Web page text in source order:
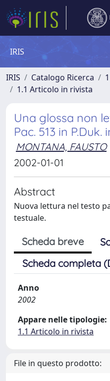
IRIS
IRIS Catalogo Ricerca
1.1 Articolo in rivista
Una glossa non
Pac. 513 in P.Duk.
MONTANA, FAUSTO
2002-01-01
Abstract
Nuova lettura nel testo
testuale.
Scheda breve
Scheda completa
Anno
2002
Appare nelle tipologie:
1.1 Articolo in rivista
File in questo prodotto: